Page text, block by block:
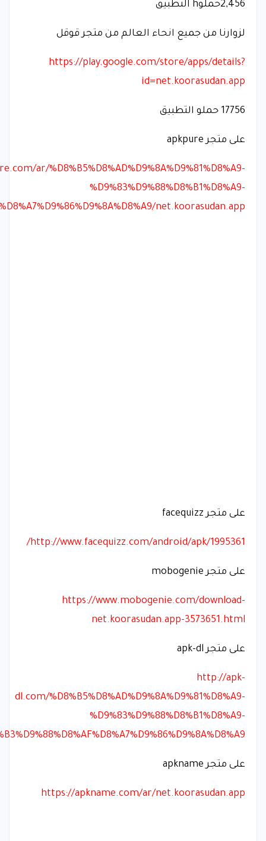
2,456حملوh التطبيق
لزوارنا من جميع انحاء العالم من متجر قوقل
https://play.google.com/store/apps/details?
id=net.koorasudan.app
17756 حملو التطبيق
على متجر apkpure
ar/%D8%B5%D8%AD%D9%8A%D9%81%D8%A9-
%D9%83%D9%88%D8%B1%D8%A9-
net.koorasudan.app
على متجر facequizz
http://www.facequizz.com/android/apk/1995361/
على متجر mobogenie
https://www.mobogenie.com/download-
net.koorasudan.app-3573651.html
على متجر apk-dl
http://apk-
dl.com/%D8%B5%D8%AD%D9%8A%D9%81%D8%A9-
%D9%83%D9%88%D8%B1%D8%A9-
على متجر apkname
https://apkname.com/ar/net.koorasudan.app